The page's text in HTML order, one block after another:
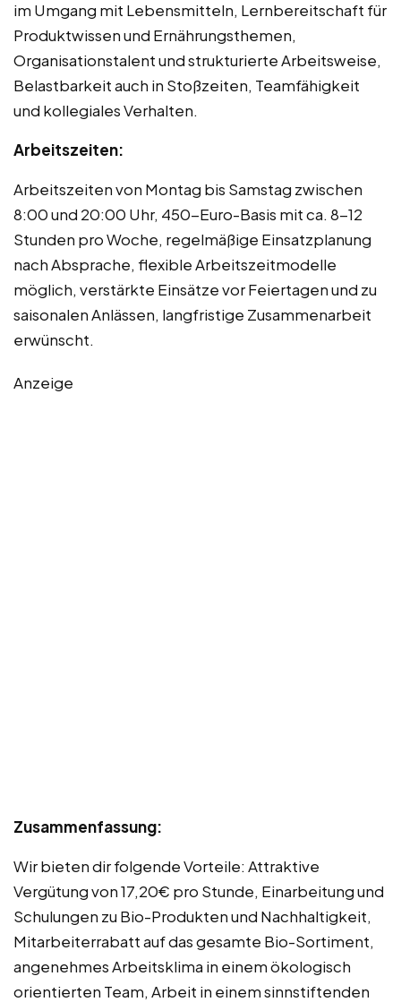
im Umgang mit Lebensmitteln, Lernbereitschaft für
Produktwissen und Ernährungsthemen,
Organisationstalent und strukturierte Arbeitsweise,
Belastbarkeit auch in Stoßzeiten, Teamfähigkeit
und kollegiales Verhalten.
Arbeitszeiten:
Arbeitszeiten von Montag bis Samstag zwischen
8:00 und 20:00 Uhr, 450-Euro-Basis mit ca. 8-12
Stunden pro Woche, regelmäßige Einsatzplanung
nach Absprache, flexible Arbeitszeitmodelle
möglich, verstärkte Einsätze vor Feiertagen und zu
saisonalen Anlässen, langfristige Zusammenarbeit
erwünscht.
Anzeige
Zusammenfassung:
Wir bieten dir folgende Vorteile: Attraktive
Vergütung von 17,20€ pro Stunde, Einarbeitung und
Schulungen zu Bio-Produkten und Nachhaltigkeit,
Mitarbeiterrabatt auf das gesamte Bio-Sortiment,
angenehmes Arbeitsklima in einem ökologisch
orientierten Team, Arbeit in einem sinnstiftenden